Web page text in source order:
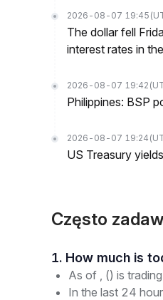
2026-08-07 19:45
The dollar fell
interest rates in
2026-08-07 19:42
Philippines: BSP
2026-08-07 19:24
US Treasury
Często
1. How
As of , () is
In the last 24